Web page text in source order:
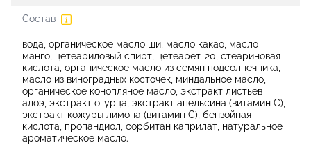
Состав
вода, органическое масло ши, масло какао, масло
манго, цетеариловый спирт, цетеарет-20, стеариновая
кислота, органическое масло из семян подсолнечника,
масло из виноградных косточек, миндальное масло,
органическое конопляное масло, экстракт листьев
алоэ, экстракт огурца, экстракт апельсина (витамин С),
экстракт кожуры лимона (витамин С), бензойная
кислота, пропандиол, сорбитан каприлат, натуральное
ароматическое масло.